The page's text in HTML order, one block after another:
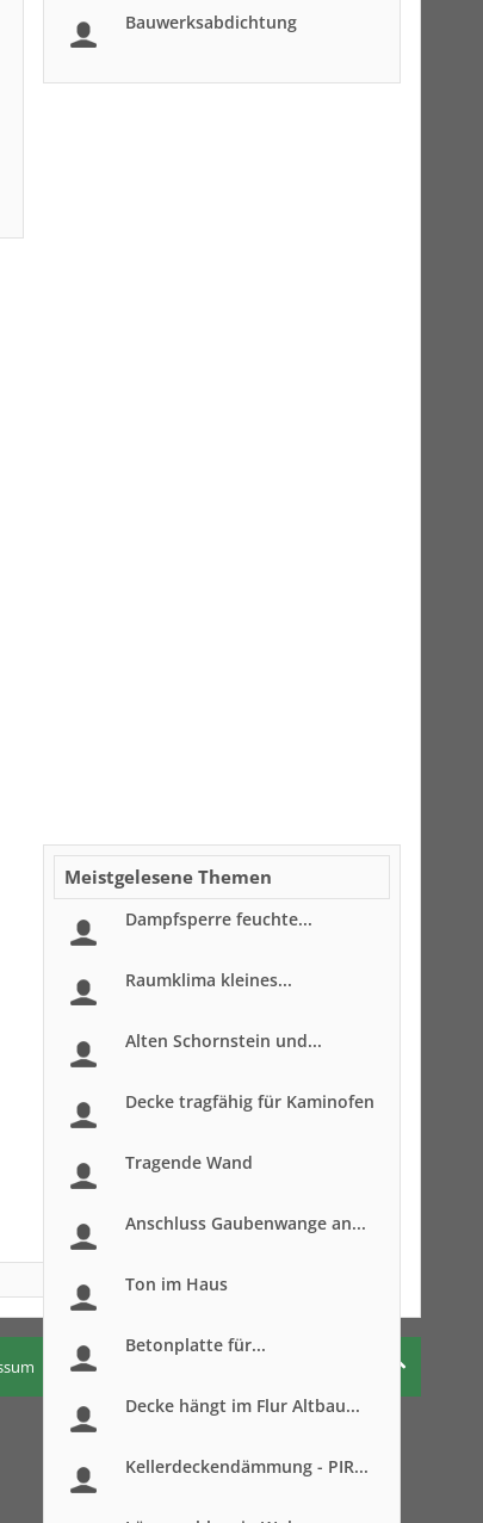
Bauwerksabdichtung
Meistgelesene Themen
Dampfsperre feuchte...
Raumklima kleines...
Alten Schornstein und...
Decke tragfähig für Kaminofen
Tragende Wand
Anschluss Gaubenwange an...
Ton im Haus
Betonplatte für...
Decke hängt im Flur Altbau...
Kellerdeckendämmung - PIR...
Nutzungsbedingungen